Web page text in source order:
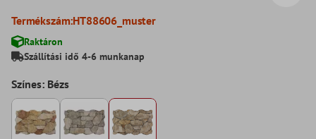
Termékszám:HT88606_muster
Raktáron
Szállítási idő 4-6 munkanap
Színes: Bézs